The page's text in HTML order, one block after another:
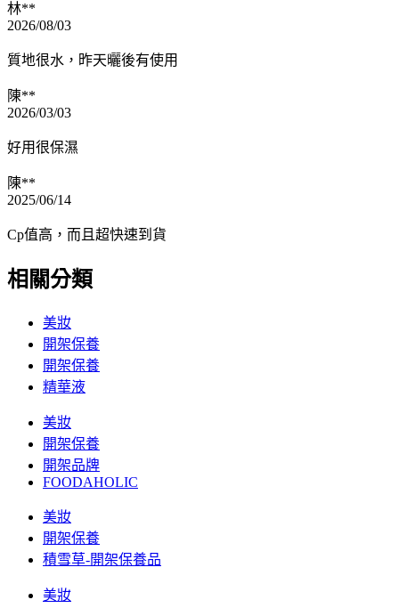
林**
2026/08/03
質地很水，昨天曬後有使用
陳**
2026/03/03
好用很保濕
陳**
2025/06/14
Cp值高，而且超快速到貨
相關分類
美妝
開架保養
開架保養
精華液
美妝
開架保養
開架品牌
FOODAHOLIC
美妝
開架保養
積雪草-開架保養品
美妝